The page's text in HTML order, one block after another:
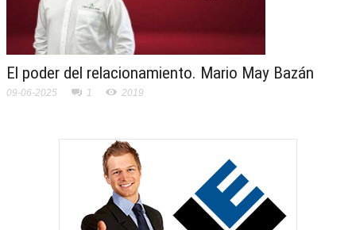
El poder del relacionamiento. Mario May Bazán
09-06-2025 1 2019